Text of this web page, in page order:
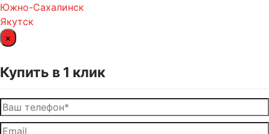
Южно-Сахалинск
Якутск
×
Купить в 1 клик